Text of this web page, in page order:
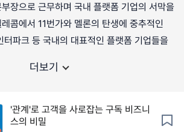
장으로 근무하며 국내 플랫폼 기업의 서막을
콤에서 11번가와 멜론의 탄생에 중추적인
터파크 등 국내의 대표적인 플랫폼 기업들을
더보기
'관계'로 고객을 사로잡는 구독 비즈니
스의 비밀